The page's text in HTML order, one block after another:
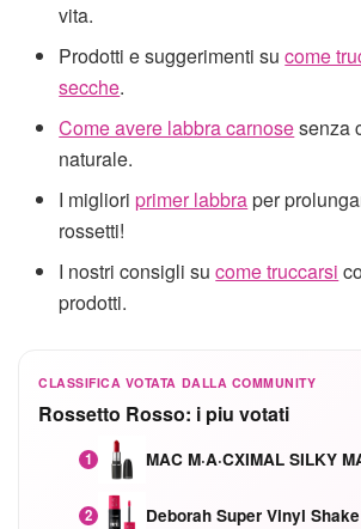
vita.
Prodotti e suggerimenti sucome
secche.
Come avere labbra carnosesenza
naturale.
I miglioriprimer labbraper
rossetti!
I nostri consigli sucome truccarsi
prodotti.
CLASSIFICA VOTATA DALLA COMMUNITY
Rossetto Rosso: i piu votati
1
2 Deborah Super Vinyl